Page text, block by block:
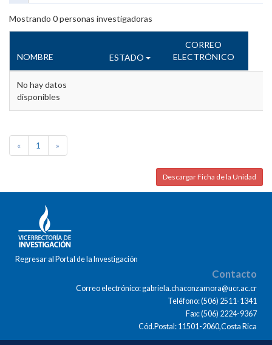
Mostrando 0personas investigadoras
NOMBRE ESTADO
CORREO
ELECTRÓNICO
No hay datos
disponibles
« 1 »
Descargar Ficha de la Unidad
Regresar al Portal de la Investigación
Contacto
Correo electrónico: gabriela.chaconzamora@ucr.ac.cr
Teléfono: (506) 2511-1341
Fax: (506) 2224-9367
Cód.Postal: 11501-2060,Costa Rica